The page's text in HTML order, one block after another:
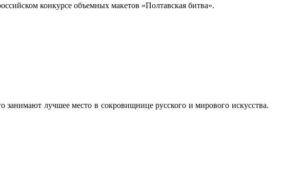
конкурсе объемных макетов «Полтавская битва».
лучшее место в сокровищнице русского и мирового искусства.